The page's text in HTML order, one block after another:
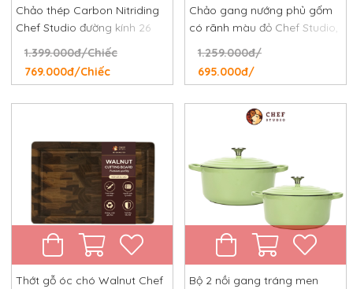
Chảo thép Carbon Nitriding
Chef Studio đường kính 26
cm, chống dính tự nhiên,
chống rỉ, chống xước
1.399.000đ/Chiếc
769.000đ/Chiếc
Chảo gang nướng phủ gốm
có rãnh màu đỏ Chef Studio,
đường kính 24 cm
1.259.000đ/
695.000đ/
Thớt gỗ óc chó Walnut Chef
Bộ 2 nồi gang tráng men